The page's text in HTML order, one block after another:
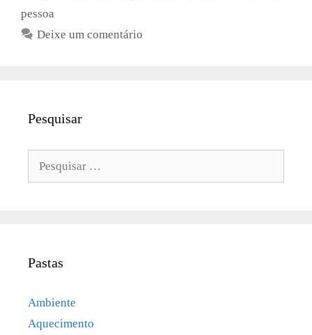
pessoa
Deixe um comentário
Pesquisar
Pastas
Ambiente
Aquecimento